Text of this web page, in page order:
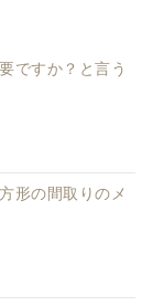
ですか？と言う
形の間取りのメ